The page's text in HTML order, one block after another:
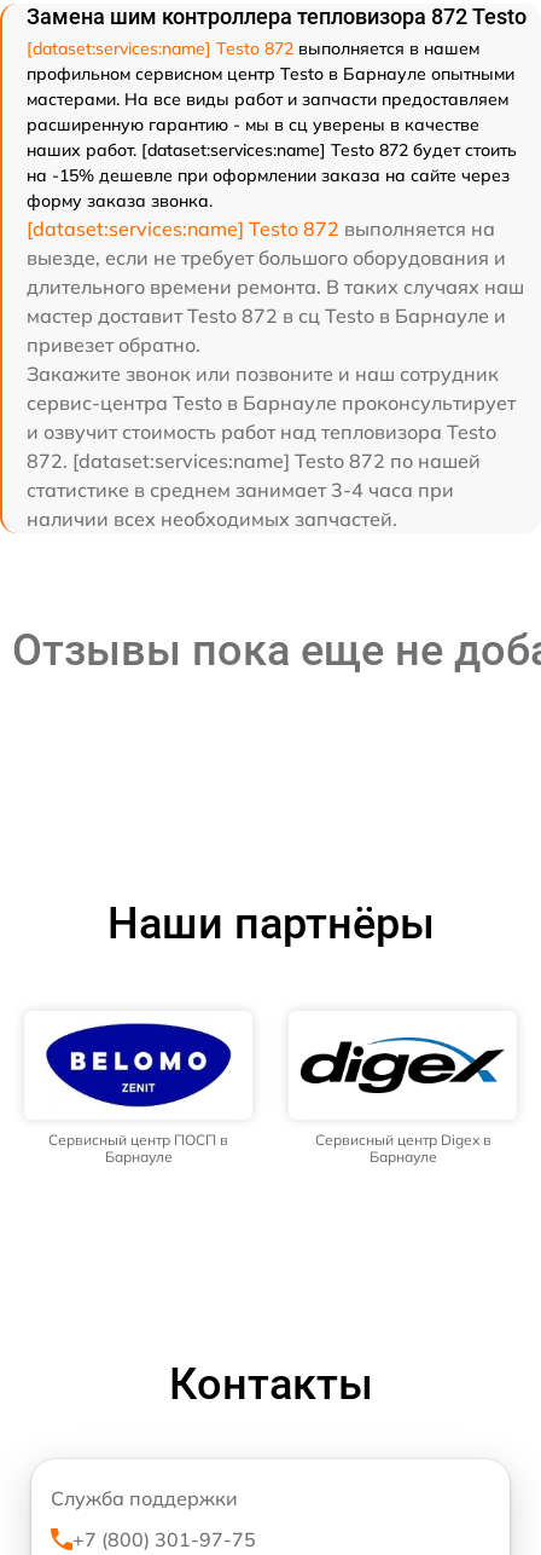
Замена шим контроллера тепловизора 872 Testo
[dataset:services:name] Testo 872 выполняется в нашем
профильном сервисном центр Testo в Барнауле опытными
мастерами. На все виды работ и запчасти предоставляем
расширенную гарантию - мы в сц уверены в качестве
наших работ. [dataset:services:name] Testo 872 будет стоить
на -15% дешевле при оформлении заказа на сайте через
форму заказа звонка.
[dataset:services:name] Testo 872 выполняется на
выезде, если не требует большого оборудования и
длительного времени ремонта. В таких случаях наш
мастер доставит Testo 872 в сц Testo в Барнауле и
привезет обратно.
Закажите звонок или позвоните и наш сотрудник
сервис-центра Testo в Барнауле проконсультирует
и озвучит стоимость работ над тепловизора Testo
872. [dataset:services:name] Testo 872 по нашей
статистике в среднем занимает 3-4 часа при
наличии всех необходимых запчастей.
Отзывы пока еще не
Наши партнёры
Сервисный центр ПОСП в
Барнауле
Сервисный центр Digex в
Барнауле
Контакты
Служба поддержки
+7 (800) 301-97-75